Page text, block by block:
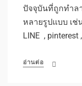
ปัจจุบันที่ถูกทำล
หลายรูปแบบ เช่
LINE , pinterest
อ่านต่อ